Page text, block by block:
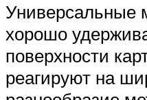
Универсальные
хорошо
поверхности
реагируют на